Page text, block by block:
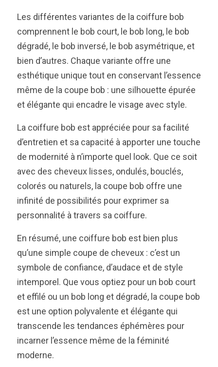
Les différentes variantes de la coiffure bob
comprennent le bob court, le bob long, le bob
dégradé, le bob inversé, le bob asymétrique, et
bien d’autres. Chaque variante offre une
esthétique unique tout en conservant l’essence
même de la coupe bob : une silhouette épurée
et élégante qui encadre le visage avec style.
La coiffure bob est appréciée pour sa facilité
d’entretien et sa capacité à apporter une touche
de modernité à n’importe quel look. Que ce soit
avec des cheveux lisses, ondulés, bouclés,
colorés ou naturels, la coupe bob offre une
infinité de possibilités pour exprimer sa
personnalité à travers sa coiffure.
En résumé, une coiffure bob est bien plus
qu’une simple coupe de cheveux : c’est un
symbole de confiance, d’audace et de style
intemporel. Que vous optiez pour un bob court
et effilé ou un bob long et dégradé, la coupe bob
est une option polyvalente et élégante qui
transcende les tendances éphémères pour
incarner l’essence même de la féminité
moderne.